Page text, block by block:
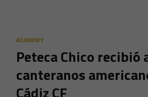
ACADEMY
Peteca Chico recibió
canteranos